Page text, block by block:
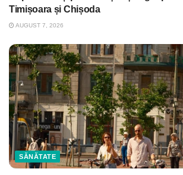
Timișoara și Chișoda
AUGUST 7, 2026
SĂNĂTATE